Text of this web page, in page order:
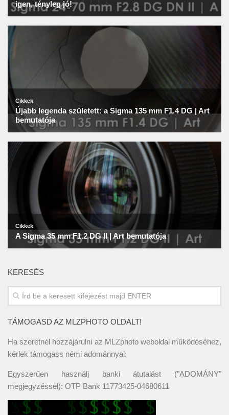
KERESÉS
TÁMOGASD AZ MLZPHOTO OLDALT!
Ha szeretnél hozzájárulni az MLZphoto weboldal működéséhez,
kérlek támogass némi adománnyal:
Egyszerűen használj banki átutalást ("ADOMÁNY"
megjegyzéssel): OTP Bank 11773425-04680611